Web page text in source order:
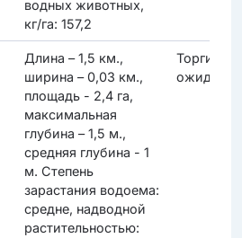
водных животных,
кг/га: 157,2
Длина – 1,5 км.,
ширина – 0,03 км.,
площадь - 2,4 га,
максимальная
глубина – 1,5 м.,
средняя глубина - 1
м. Степень
зарастания водоема:
средне, надводной
растительностью:
Торги